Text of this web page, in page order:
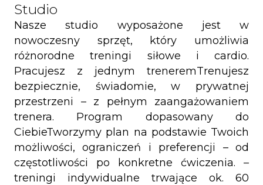
Studio
Nasze studio wyposażone jest w
nowoczesny sprzęt, który umożliwia
różnorodne treningi siłowe i cardio.
Pracujesz z jednym treneremTrenujesz
bezpiecznie, świadomie, w prywatnej
przestrzeni – z pełnym zaangażowaniem
trenera. Program dopasowany do
CiebieTworzymy plan na podstawie Twoich
możliwości, ograniczeń i preferencji – od
częstotliwości po konkretne ćwiczenia. –
treningi indywidualne trwające ok. 60